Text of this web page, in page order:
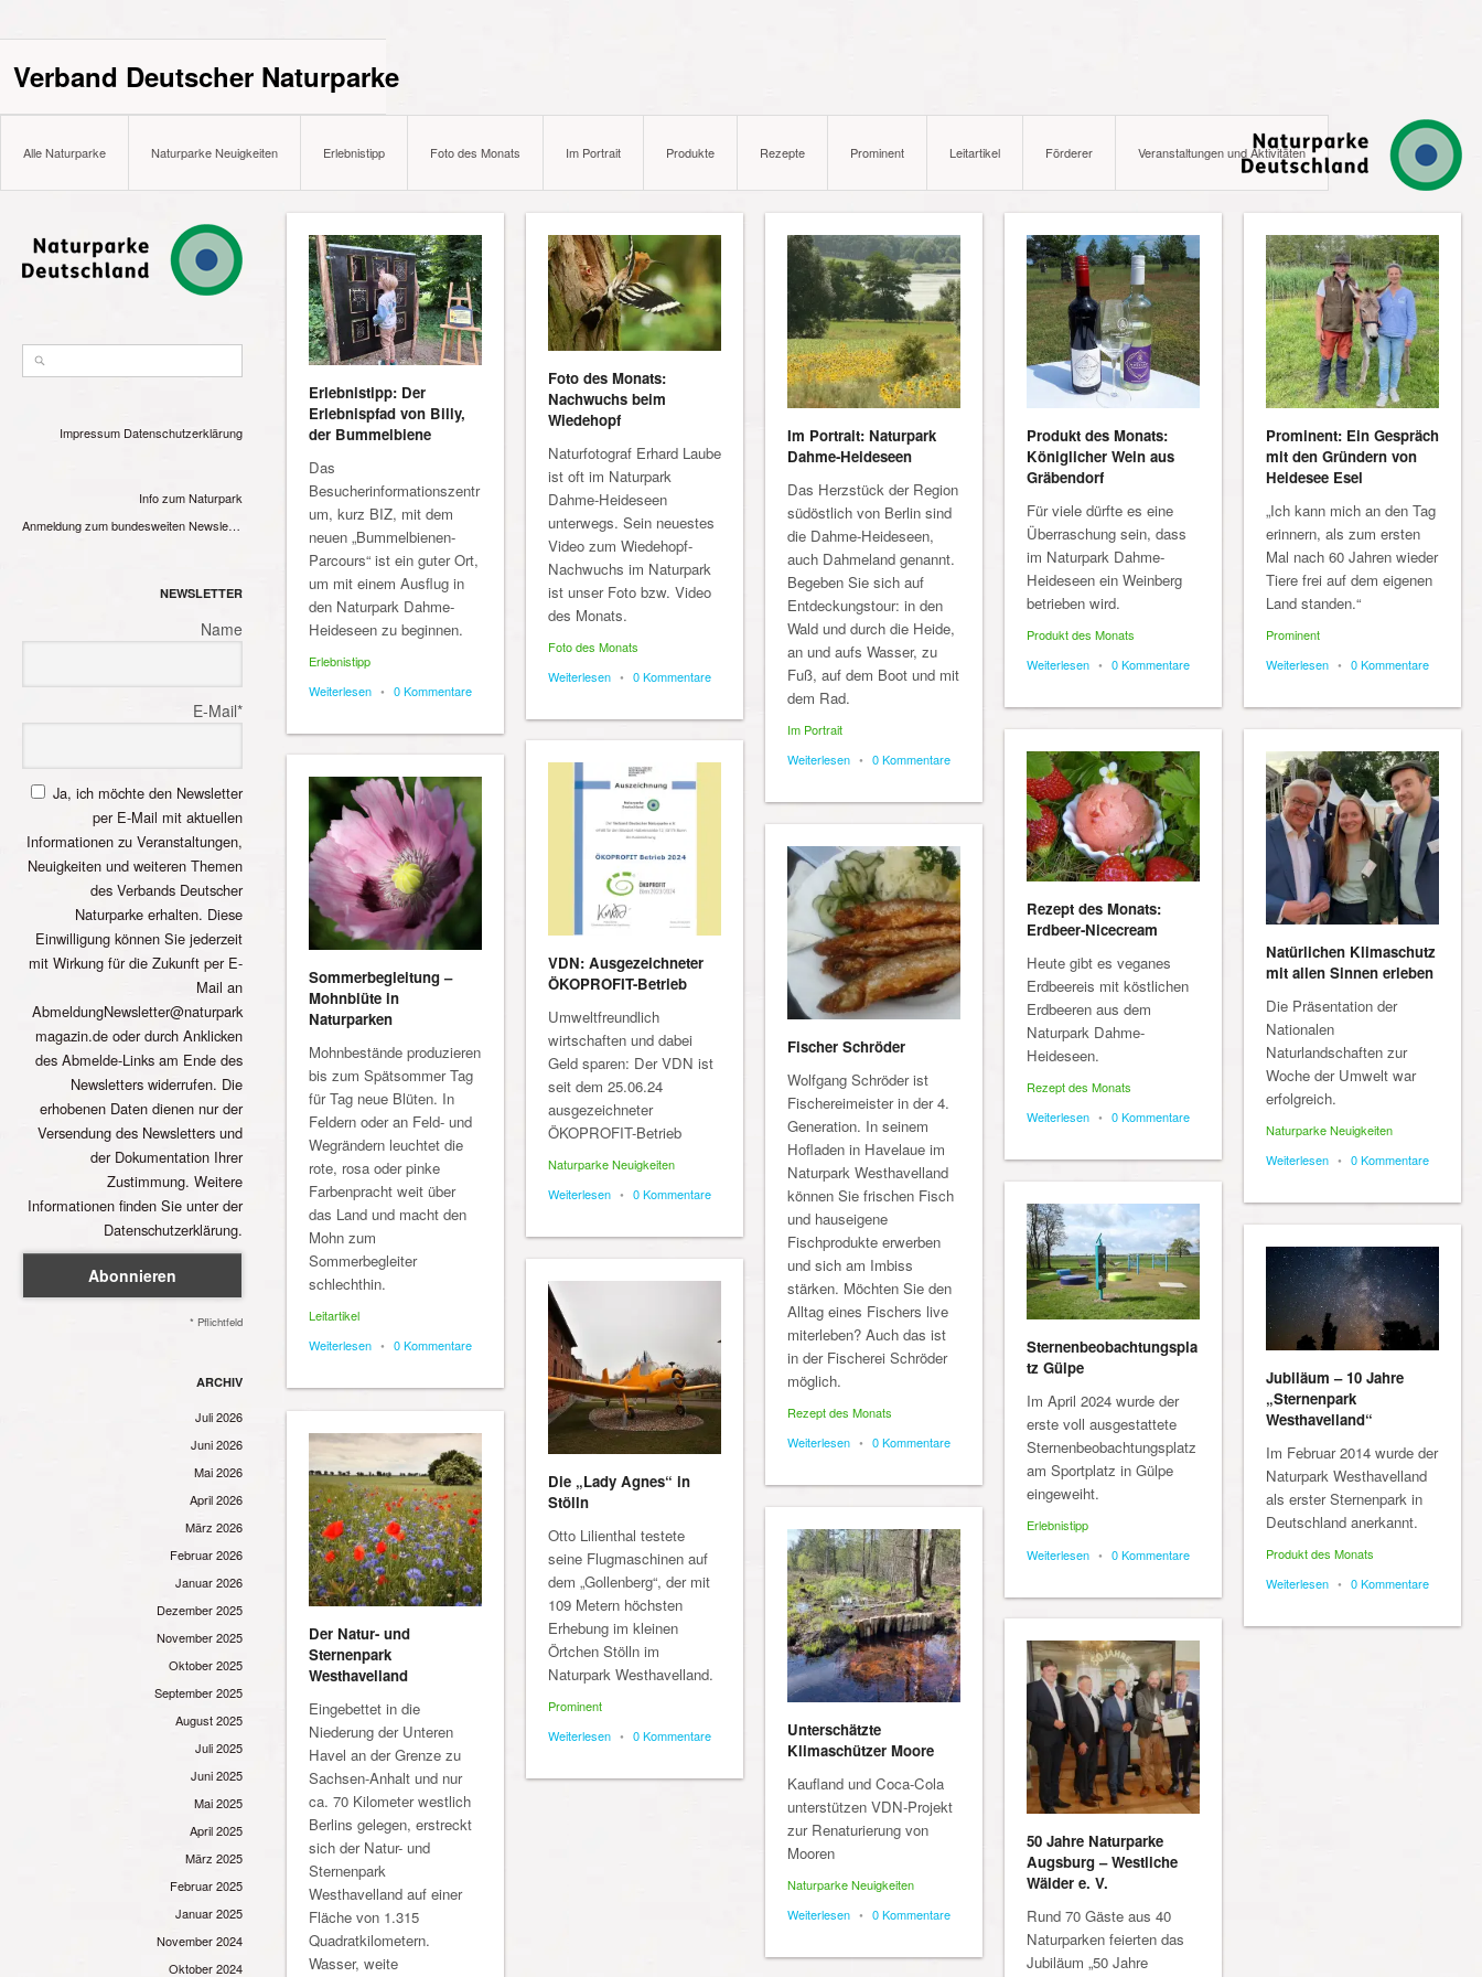
Verband Deutscher Naturparke
Alle Naturparke Naturparke Neuigkeiten Erlebnistipp Foto des Monats Im Portrait Produkte Rezepte Prominent Leitartikel Förderer Veranstaltungen und Aktivitäten
Impressum Datenschutzerklärung
Info zum Naturpark
Anmeldung zum bundesweiten Newsletter
NEWSLETTER
Name
E-Mail*
Ja, ich möchte den Newsletter
per E-Mail mit aktuellen
Informationen zu Veranstaltungen,
Neuigkeiten und weiteren Themen
des Verbands Deutscher
Naturparke erhalten. Diese
Einwilligung können Sie jederzeit
mit Wirkung für die Zukunft per E-
Mail an
AbmeldungNewsletter@naturpark
magazin.de oder durch Anklicken
des Abmelde-Links am Ende des
Newsletters widerrufen. Die
erhobenen Daten dienen nur der
Versendung des Newsletters und
der Dokumentation Ihrer
Zustimmung. Weitere
Informationen finden Sie unter der
Datenschutzerklärung.
* Pflichtfeld
ARCHIV
Juli 2026
Juni 2026
Mai 2026
April 2026
März 2026
Februar 2026
Januar 2026
Dezember 2025
November 2025
Oktober 2025
September 2025
August 2025
Juli 2025
Juni 2025
Mai 2025
April 2025
März 2025
Februar 2025
Januar 2025
November 2024
Oktober 2024
Erlebnistipp: Der
Erlebnispfad von Billy,
der Bummelbiene
Das
Besucherinformationszentr
um, kurz BIZ, mit dem
neuen „Bummelbienen-
Parcours“ ist ein guter Ort,
um mit einem Ausflug in
den Naturpark Dahme-
Heideseen zu beginnen.
Erlebnistipp
Weiterlesen • 0 Kommentare
Foto des Monats:
Nachwuchs beim
Wiedehopf
Naturfotograf Erhard Laube
ist oft im Naturpark
Dahme-Heideseen
unterwegs. Sein neuestes
Video zum Wiedehopf-
Nachwuchs im Naturpark
ist unser Foto bzw. Video
des Monats.
Foto des Monats
Weiterlesen • 0 Kommentare
Im Portrait: Naturpark
Dahme-Heideseen
Das Herzstück der Region
südöstlich von Berlin sind
die Dahme-Heideseen,
auch Dahmeland genannt.
Begeben Sie sich auf
Entdeckungstour: in den
Wald und durch die Heide,
an und aufs Wasser, zu
Fuß, auf dem Boot und mit
dem Rad.
Im Portrait
Weiterlesen • 0 Kommentare
Produkt des Monats:
Königlicher Wein aus
Gräbendorf
Für viele dürfte es eine
Überraschung sein, dass
im Naturpark Dahme-
Heideseen ein Weinberg
betrieben wird.
Produkt des Monats
Weiterlesen • 0 Kommentare
Prominent: Ein Gespräch
mit den Gründern von
Heidesee Esel
„Ich kann mich an den Tag
erinnern, als zum ersten
Mal nach 60 Jahren wieder
Tiere frei auf dem eigenen
Land standen.“
Prominent
Weiterlesen • 0 Kommentare
Rezept des Monats:
Erdbeer-Nicecream
Heute gibt es veganes
Erdbeereis mit köstlichen
Erdbeeren aus dem
Naturpark Dahme-
Heideseen.
Rezept des Monats
Weiterlesen • 0 Kommentare
Natürlichen Klimaschutz
mit allen Sinnen erleben
Die Präsentation der
Nationalen
Naturlandschaften zur
Woche der Umwelt war
erfolgreich.
Naturparke Neuigkeiten
Weiterlesen • 0 Kommentare
VDN: Ausgezeichneter
ÖKOPROFIT-Betrieb
Umweltfreundlich
wirtschaften und dabei
Geld sparen: Der VDN ist
seit dem 25.06.24
ausgezeichneter
ÖKOPROFIT-Betrieb
Naturparke Neuigkeiten
Weiterlesen • 0 Kommentare
Sommerbegleitung –
Mohnblüte in
Naturparken
Mohnbestände produzieren
bis zum Spätsommer Tag
für Tag neue Blüten. In
Feldern oder an Feld- und
Wegrändern leuchtet die
rote, rosa oder pinke
Farbenpracht weit über
das Land und macht den
Mohn zum
Sommerbegleiter
schlechthin.
Leitartikel
Weiterlesen • 0 Kommentare
Fischer Schröder
Wolfgang Schröder ist
Fischereimeister in der 4.
Generation. In seinem
Hofladen in Havelaue im
Naturpark Westhavelland
können Sie frischen Fisch
und hauseigene
Fischprodukte erwerben
und sich am Imbiss
stärken. Möchten Sie den
Alltag eines Fischers live
miterleben? Auch das ist
in der Fischerei Schröder
möglich.
Rezept des Monats
Weiterlesen • 0 Kommentare
Sternenbeobachtungspla
tz Gülpe
Im April 2024 wurde der
erste voll ausgestattete
Sternenbeobachtungsplatz
am Sportplatz in Gülpe
eingeweiht.
Erlebnistipp
Weiterlesen • 0 Kommentare
Jubiläum – 10 Jahre
„Sternenpark
Westhavelland“
Im Februar 2014 wurde der
Naturpark Westhavelland
als erster Sternenpark in
Deutschland anerkannt.
Produkt des Monats
Weiterlesen • 0 Kommentare
Die „Lady Agnes“ in
Stölln
Otto Lilienthal testete
seine Flugmaschinen auf
dem „Gollenberg“, der mit
109 Metern höchsten
Erhebung im kleinen
Örtchen Stölln im
Naturpark Westhavelland.
Prominent
Weiterlesen • 0 Kommentare
Der Natur- und
Sternenpark
Westhavelland
Eingebettet in die
Niederung der Unteren
Havel an der Grenze zu
Sachsen-Anhalt und nur
ca. 70 Kilometer westlich
Berlins gelegen, erstreckt
sich der Natur- und
Sternenpark
Westhavelland auf einer
Fläche von 1.315
Quadratkilometern.
Wasser, weite
Unterschätzte
Klimaschützer Moore
Kaufland und Coca-Cola
unterstützen VDN-Projekt
zur Renaturierung von
Mooren
Naturparke Neuigkeiten
Weiterlesen • 0 Kommentare
50 Jahre Naturparke
Augsburg – Westliche
Wälder e. V.
Rund 70 Gäste aus 40
Naturparken feierten das
Jubiläum „50 Jahre